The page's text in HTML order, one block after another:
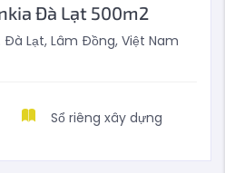
Đà Lạt 500m2
Đà Lạt, Lâm Đồng, Việt Nam
Sổ riêng xây dựng